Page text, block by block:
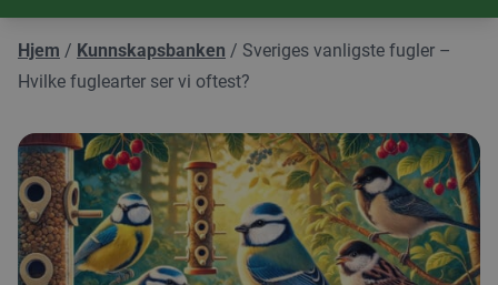
Hjem / Kunnskapsbanken / Sveriges vanligste fugler –
Hvilke fuglearter ser vi oftest?